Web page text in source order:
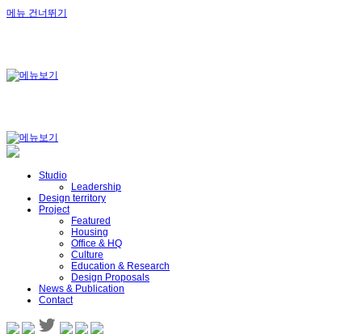
메뉴 건너뛰기
Studio
Leadership
Design territory
Project
Featured
Housing
Office & HQ
Culture
Education & Research
Design Proposals
News & Publication
Contact